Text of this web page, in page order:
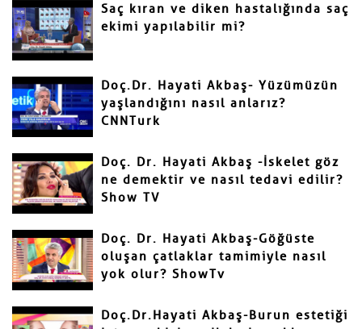
Saç kıran ve diken hastalığında saç
ekimi yapılabilir mi?
Doç.Dr. Hayati Akbaş- Yüzümüzün
yaşlandığını nasıl anlarız?
CNNTurk
Doç. Dr. Hayati Akbaş -İskelet göz
ne demektir ve nasıl tedavi edilir?
Show TV
Doç. Dr. Hayati Akbaş-Göğüste
oluşan çatlaklar tamimiyle nasıl
yok olur? ShowTv
Doç.Dr.Hayati Akbaş-Burun estetiği